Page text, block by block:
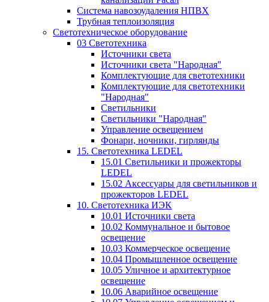
Система навозоудаления НПВХ
Трубная теплоизоляция
Светотехническое оборудование
03 Светотехника
Источники света
Источники света "Народная"
Комплектующие для светотехники
Комплектующие для светотехники
"Народная"
Светильники
Светильники "Народная"
Управление освещением
Фонари, ночники, гирлянды
15. Светотехника LEDEL
15.01 Светильники и прожекторы
LEDEL
15.02 Аксессуары для светильников и
прожекторов LEDEL
10. Светотехника ИЭК
10.01 Источники света
10.02 Коммунальное и бытовое
освещение
10.03 Коммерческое освещение
10.04 Промышленное освещение
10.05 Уличное и архитектурное
освещение
10.06 Аварийное освещение